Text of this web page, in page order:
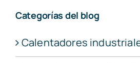
Categorías del blog
Calentadores